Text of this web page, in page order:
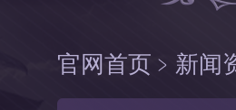
官网首页 ﹥ 新闻